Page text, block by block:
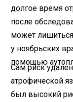
долгое время
после
может
у ноябрьских
помощью
Сам риск
атрофической
был высокий